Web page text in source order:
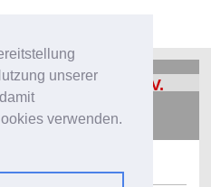
unserer
verwenden.
1889 e. V.